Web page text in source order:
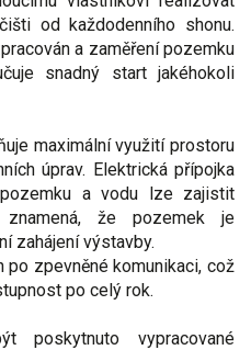
od každodenního shonu.
a zaměření pozemku
snadný start jakéhokoli
maximální využití prostoru
úprav. Elektrická přípojka
a vodu lze zajistit
znamená, že pozemek je
zahájení výstavby.
zpevněné komunikaci, což
po celý rok.
poskytnuto vypracované